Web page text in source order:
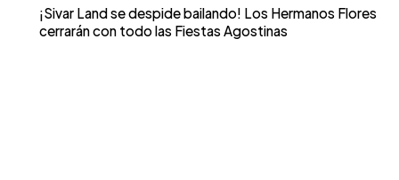
¡Sivar Land se despide bailando! Los Hermanos Flores
cerrarán con todo las Fiestas Agostinas